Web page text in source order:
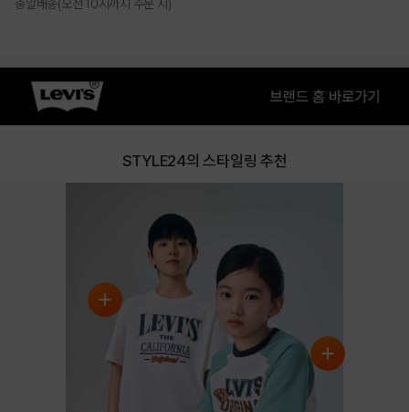
총알배송(오전 10시까지 주문 시)
STYLE24의 스타일링 추천